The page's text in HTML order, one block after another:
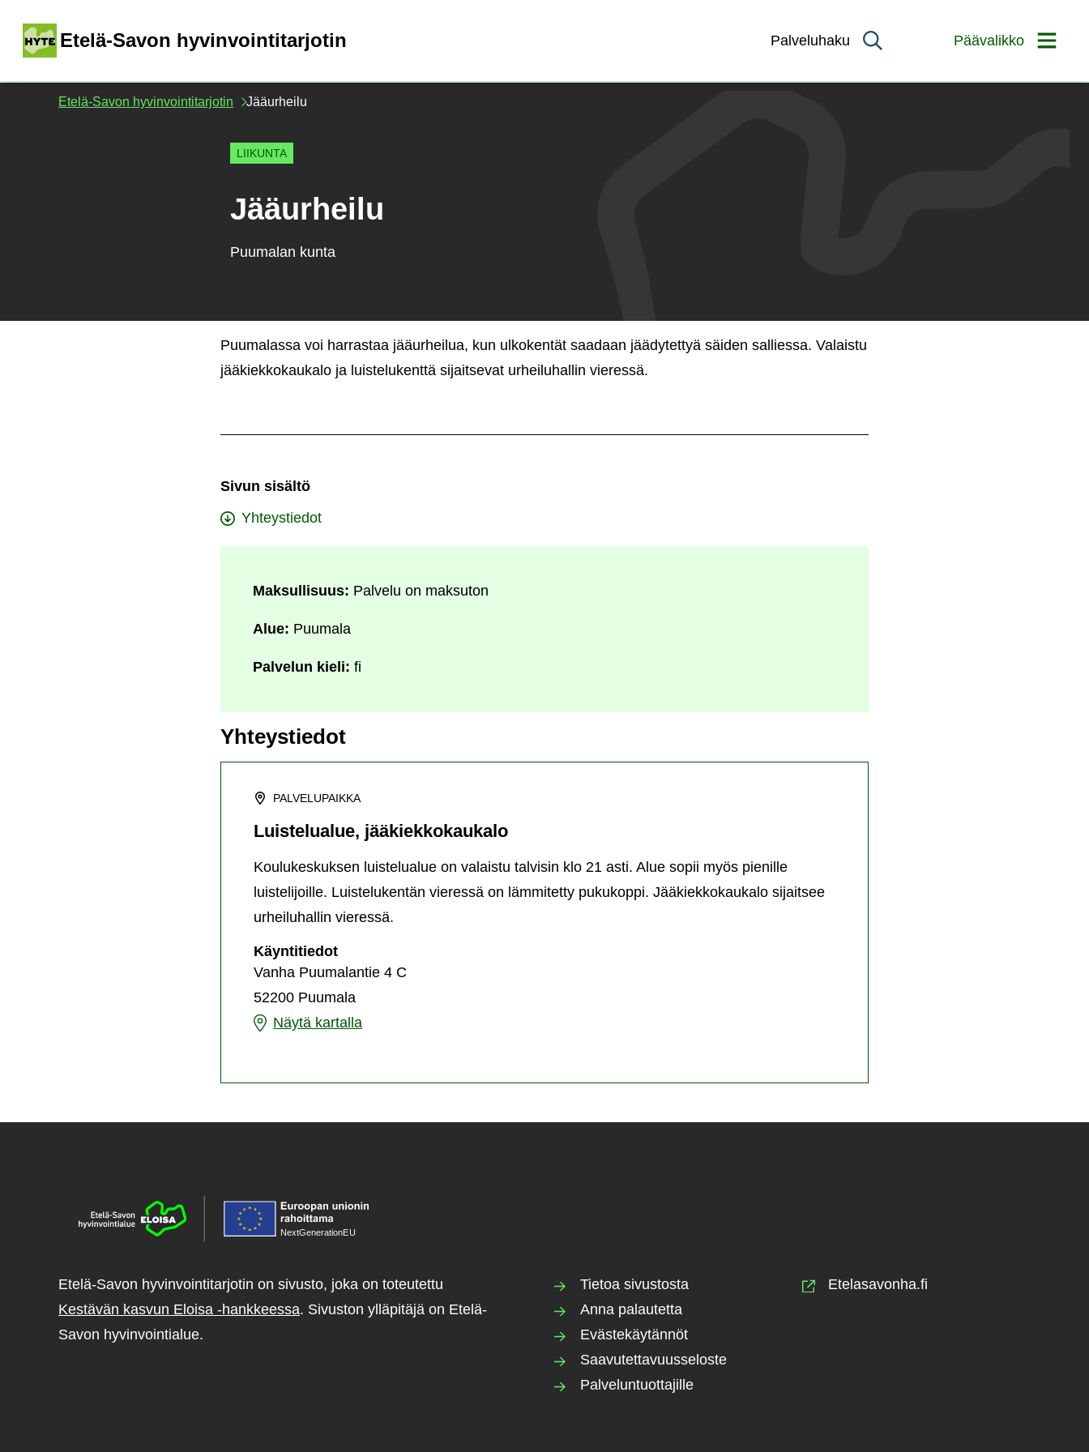
sisältöön
Etelä-Savon hyvinvointitarjotin Palveluhaku Päävalikko
Etelä-Savon hyvinvointitarjotin Jääurheilu
LIIKUNTA
Jääurheilu
Puumalan kunta
Puumalassa voi harrastaa jääurheilua, kun ulkokentät saadaan jäädytettyä säiden salliessa. Valaistu
jääkiekkokaukalo ja luistelukenttä sijaitsevat urheiluhallin vieressä.
Sivun sisältö
Yhteystiedot
Maksullisuus: Palvelu on maksuton
Alue: Puumala
Palvelun kieli: fi
Yhteystiedot
PALVELUPAIKKA
Luistelualue, jääkiekkokaukalo
Koulukeskuksen luistelualue on valaistu talvisin klo 21 asti. Alue sopii myös pienille
luistelijoille. Luistelukentän vieressä on lämmitetty pukukoppi. Jääkiekkokaukalo sijaitsee
urheiluhallin vieressä.
KäyntitiedotLuistelualue,
jääkiekkokaukalo
Vanha Puumalantie 4 C
52200 Puumala
Näytä kartalla
Luistelualue,
NextGenerationEU
Etelä-Savon hyvinvointitarjotin on sivusto, joka on toteutettu
Kestävän kasvun Eloisa -hankkeessa. Sivuston ylläpitäjä on Etelä-
Savon hyvinvointialue.
Tietoa sivustosta
Anna palautetta
Evästekäytännöt
Saavutettavuusseloste
Palveluntuottajille
Etelasavonha.fi